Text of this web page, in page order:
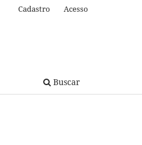
Buscar
Cadastro Acesso